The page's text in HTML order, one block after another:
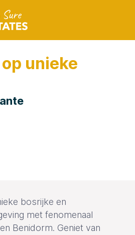
unieke
bosrijke en
met fenomenaal
Benidorm. Geniet van